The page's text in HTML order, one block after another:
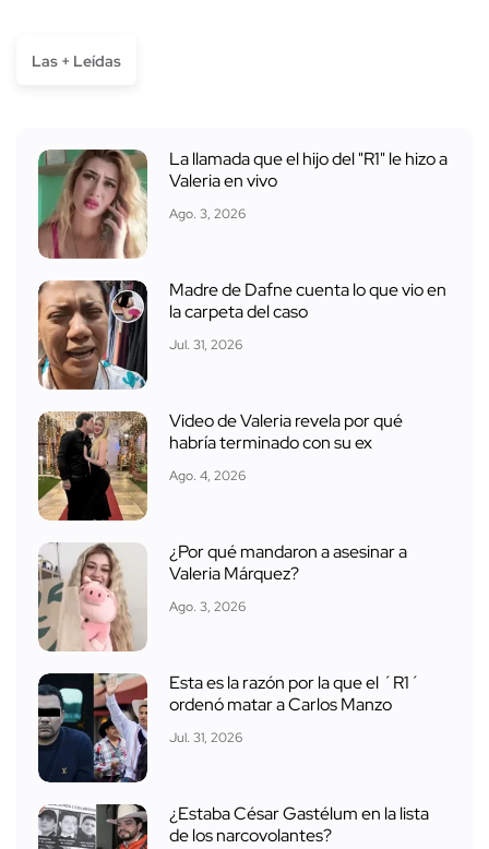
Las + Leídas
La llamada que el hijo del "R1" le hizo a
Valeria en vivo
Ago. 3, 2026
Madre de Dafne cuenta lo que vio en
la carpeta del caso
Jul. 31, 2026
Video de Valeria revela por qué
habría terminado con su ex
Ago. 4, 2026
¿Por qué mandaron a asesinar a
Valeria Márquez?
Ago. 3, 2026
Esta es la razón por la que el ´R1´
ordenó matar a Carlos Manzo
Jul. 31, 2026
¿Estaba César Gastélum en la lista
de los narcovolantes?